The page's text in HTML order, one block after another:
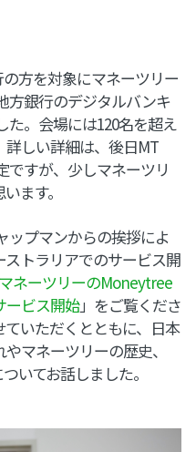
方を対象にマネーツリー
方銀行のデジタルバンキ
た。会場には120名を超え
しい詳細は、後日MT
ですが、少しマネーツリ
ます。
ップマンからの挨拶によ
トラリアでのサービス開
ネーツリーのMoneytree
ービス開始」をご覧くださ
いただくとともに、日本
マネーツリーの歴史、
いてお話しました。